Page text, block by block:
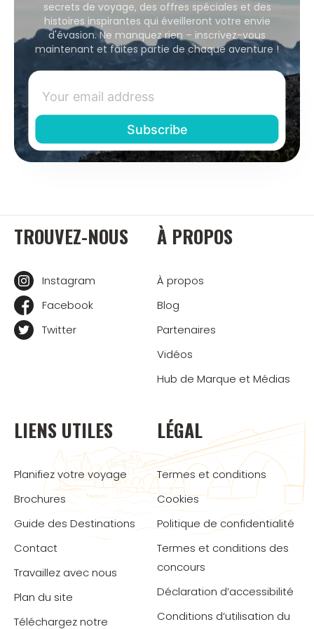
secrets de voyage, des offres spéciales et des
histoires inspirantes qui éveilleront votre envie
d'évasion. Ne manquez rien – inscrivez-vous
maintenant et faites partie de chaque aventure !
TROUVEZ-NOUS
Instagram
Facebook
Twitter
À PROPOS
À propos
Blog
Partenaires
Vidéos
Hub de Marque et Médias
LIENS UTILES
Planifiez votre voyage
Brochures
Guide des Destinations
Contact
Travaillez avec nous
Plan du site
Téléchargez notre
LÉGAL
Termes et conditions
Cookies
Politique de confidentialité
Termes et conditions des
concours
Déclaration d’accessibilité
Conditions d’utilisation du